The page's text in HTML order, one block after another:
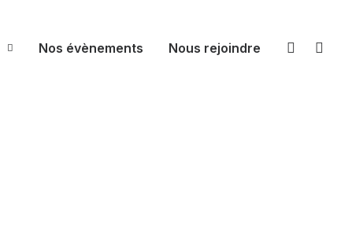
Nos évènements Nous rejoindre